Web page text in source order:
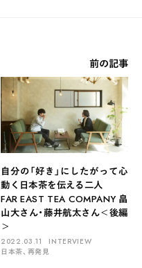
前の記事
自分の「好き」にしたがって心
動く日本茶を伝える二人
FAR EAST TEA COMPANY 畠
山大さん・藤井航太さん＜後編
＞
2022.03.11
INTERVIEW
日本茶、再発見